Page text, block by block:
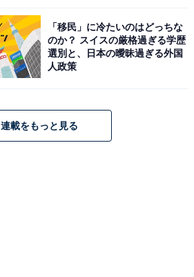
「移民」に冷たいのはどっちな
のか？ スイスの厳格過ぎる学歴
選別と、日本の曖昧過ぎる外国
人政策
連載をもっと見る